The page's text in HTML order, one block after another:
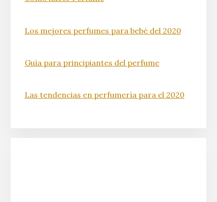
Los mejores perfumes para bebé del 2020
Guía para principiantes del perfume
Las tendencias en perfumería para el 2020